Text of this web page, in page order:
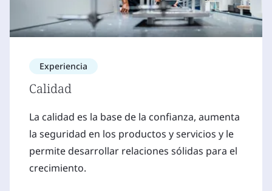
Experiencia
Calidad
La calidad es la base de la confianza, aumenta
la seguridad en los productos y servicios y le
permite desarrollar relaciones sólidas para el
crecimiento.